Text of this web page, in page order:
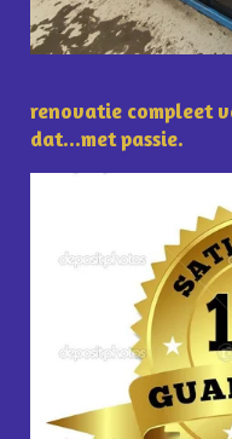
renovatie compleet
dat...met passie.